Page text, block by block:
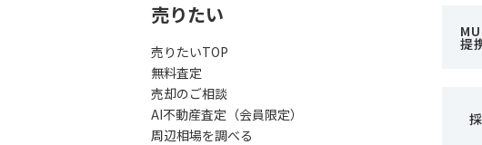
売りたい
売りたいTOP
無料査定
売却のご相談
AI不動産査定（会員限定）
周辺相場を調べる
提